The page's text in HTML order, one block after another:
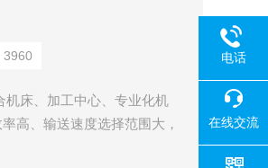
3960
机床、加工中心、专业化机
高、输送速度选择范围大，
电话
在线交流